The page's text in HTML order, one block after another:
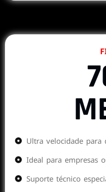
Ultra velocidade
Ideal para empresas
Suporte técnico